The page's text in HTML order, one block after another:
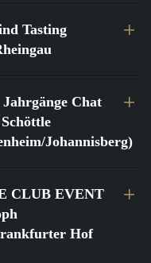
Tasting
Jahrgänge Chat
Johannisberg)
CLUB EVENT
Hof